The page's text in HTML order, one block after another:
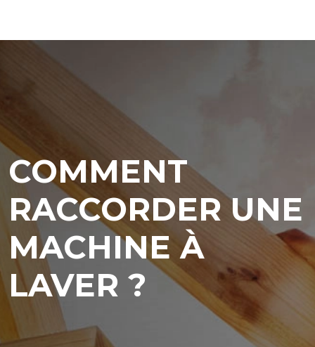
COMMENT
RACCORDER UNE
MACHINE À
LAVER ?